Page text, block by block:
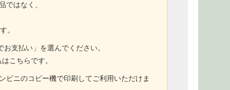
ではなく、
。
支払い」を選んでください。
こちらです。
ビニのコピー機で印刷してご利用いただけま